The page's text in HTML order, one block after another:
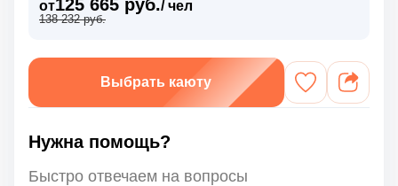
от125 665 руб./ чел
138 232 руб.
Выбрать каюту
Нужна помощь?
Быстро отвечаем на вопросы